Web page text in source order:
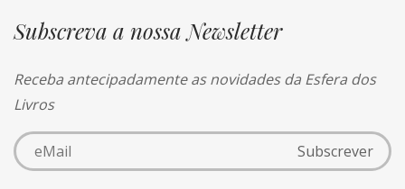
Subscreva a nossa Newsletter
Receba antecipadamente as novidades da Esfera dos
Livros